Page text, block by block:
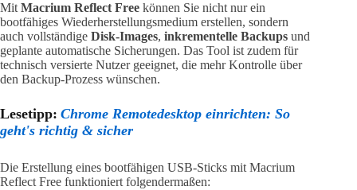
Mit Macrium Reflect Free können Sie nicht nur ein
bootfähiges Wiederherstellungsmedium erstellen, sondern
auch vollständige Disk-Images, inkrementelle Backups und
geplante automatische Sicherungen. Das Tool ist zudem für
technisch versierte Nutzer geeignet, die mehr Kontrolle über
den Backup-Prozess wünschen.
Lesetipp: Chrome Remotedesktop einrichten: So
geht's richtig & sicher
Die Erstellung eines bootfähigen USB-Sticks mit Macrium
Reflect Free funktioniert folgendermaßen: